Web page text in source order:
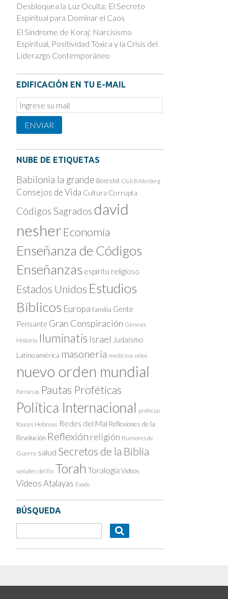
Desbloquea la Luz Oculta: El Secreto
Espiritual para Dominar el Caos
El Síndrome de Koraj: Narcisismo
Espiritual, Positividad Tóxica y la Crisis del
Liderazgo Contemporáneo
EDIFICACIÓN EN TU E-MAIL
Email
Subscription
ENVIAR
NUBE DE ETIQUETAS
Babilonia la grande Bereshit Club Bilderberg
Consejos de Vida Cultura Corrupta
Códigos Sagrados david
nesher Economía
Enseñanza de Códigos
Enseñanzas espíritu religioso
Estados Unidos Estudios
Bíblicos Europa familia Gente
Pensante Gran Conspiración Génesis
Historia Iluminatis Israel Judaísmo
Latinoamérica masonería medicina niños
nuevo orden mundial
Patriarcas Pautas Proféticas
Política Internacional profecías
Raíces Hebreas Redes del Mal Reflexiones de la
Revolución Reflexión religión Rumores de
Guerra salud Secretos de la Biblia
señales del fin Torah Toralogía Videos
Videos Atalayas Éxodo
BÚSQUEDA